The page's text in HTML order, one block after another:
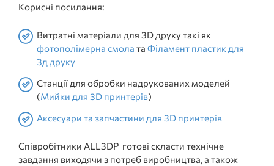
Корисні посилання:
Витратні матеріали для 3D друку такі як
фотополімерна смола та Філамент пластик для
3д друку
Станції для обробки надрукованих моделей
(Мийки для 3D принтерів)
Аксесуари та запчастини для 3D принтерів
Співробітники ALL3DP готові скласти технічне
завдання виходячи з потреб виробництва, а також